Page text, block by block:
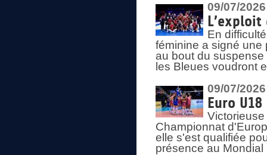
09/07/2026
En
féminine a signé une
au bout du
les Bleues voudront
09/07/2026
Euro
Championnat
elle s'est qualifiée
présence au